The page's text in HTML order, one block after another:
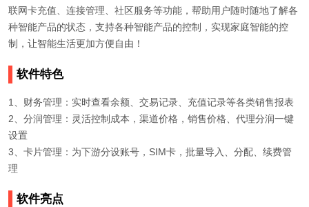
联网卡充值、连接管理、社区服务等功能，帮助用户随时随地了解各
种智能产品的状态，支持各种智能产品的控制，实现家庭智能的控
制，让智能生活更加方便自由！
软件特色
1、财务管理：实时查看余额、交易记录、充值记录等各类销售报表
2、分润管理：灵活控制成本，渠道价格，销售价格、代理分润一键
设置
3、卡片管理：为下游分设账号，SIM卡，批量导入、分配、续费管
理
软件亮点